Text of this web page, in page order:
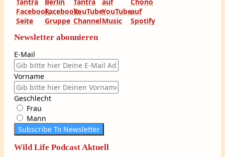
Newsletter abonnieren
E-Mail
Vorname
Geschlecht
Frau
Mann
Subscribe To Newsletter
Wild Life Podcast Aktuell